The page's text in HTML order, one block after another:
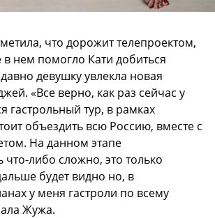
что дорожит телепроектом,
нем помогло Кати добиться
девушку увлекла новая
«Все верно, как раз сейчас у
гастрольный тур, в рамках
объездить всю Россию, вместе с
На данном этапе
что-либо сложно, это только
будет видно но, в
у меня гастроли по всему
Жужа.